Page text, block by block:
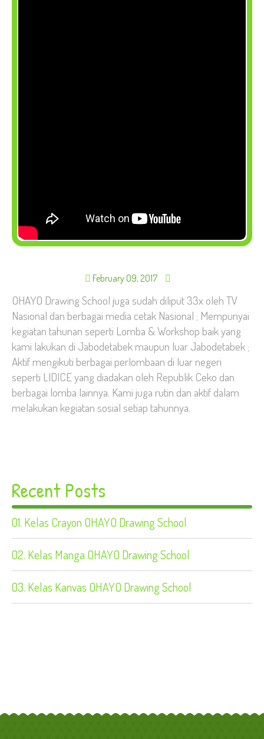
Recent Posts
01. Kelas Crayon OHAYO Drawing School
02. Kelas Manga OHAYO Drawing School
03. Kelas Kanvas OHAYO Drawing School
February 09, 2017
OHAYO Drawing School juga sudah diliput 33x oleh TV
Nasional dan berbagai media cetak Nasional ; Mempunyai
kegiatan tahunan seperti Lomba & Workshop baik yang
kami lakukan di Jabodetabek maupun luar Jabodetabek ;
Aktif mengikuti berbagai perlombaan di luar negeri
seperti LIDICE yang diadakan oleh Republik Ceko dan
berbagai lomba lainnya. Kami juga rutin dan aktif dalam
melakukan kegiatan sosial setiap tahunnya.